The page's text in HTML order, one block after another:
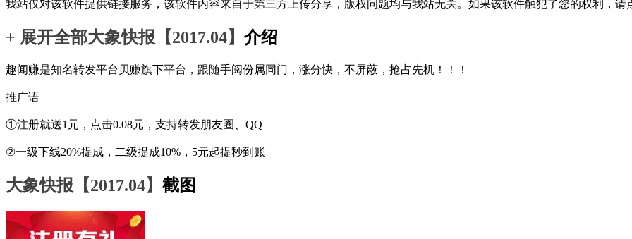
我站仅对该软件提供链接服务，该软件内容来自于第三方上传分享，版权问题均与我站无关。如果该软件触犯了您的权利，请
+ 展开全部大象快报【2017.04】 介绍
趣闻赚是知名转发平台贝赚旗下平台，跟随手阅份属同门，涨分快，不屏蔽，抢占先机！！！
推广语
①注册就送1元，点击0.08元，支持转发朋友圈、QQ
②一级下线20%提成，二级提成10%，5元起提秒到账
大象快报【2017.04】 截图